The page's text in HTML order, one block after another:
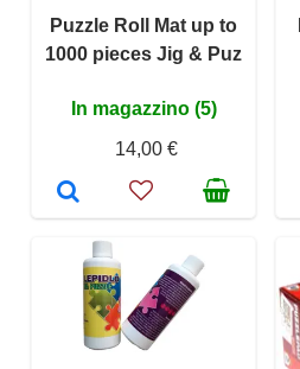
Puzzle Roll Mat up to
1000 pieces Jig & Puz
In magazzino (5)
14,00 €